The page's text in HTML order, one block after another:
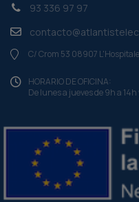
93 336 97 97
C/ Crom 53 08907
HORARIO DE OFICINA:
De lunes a jueves de 9h a